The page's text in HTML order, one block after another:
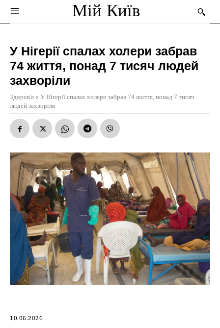
Мій Київ
У Нігерії спалах холери забрав
74 життя, понад 7 тисяч людей
захворіли
Здоров'я
У Нігерії спалах холери забрав 74 життя, понад 7 тисяч
людей захворіли
10.06.2026